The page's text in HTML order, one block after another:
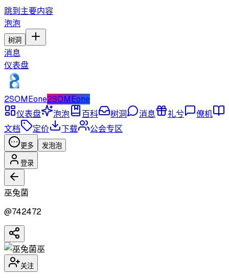
跳到主要内容
泡泡
树洞
消息
仪表盘
2SOMEone2SOMEone
仪表盘
泡泡 百科 树洞 消息 礼兮
僚机
文档
定价 下载 公会专区
更多 发泡泡
登录
巫兔菌
@742472
巫
关注